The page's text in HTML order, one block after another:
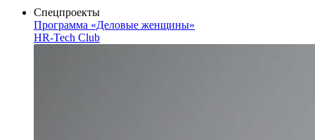
Спецпроекты
Программа «Деловые женщины»
HR-Tech Club